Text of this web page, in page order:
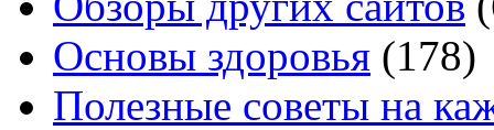
Основы здоровья (178)
Полезные советы на